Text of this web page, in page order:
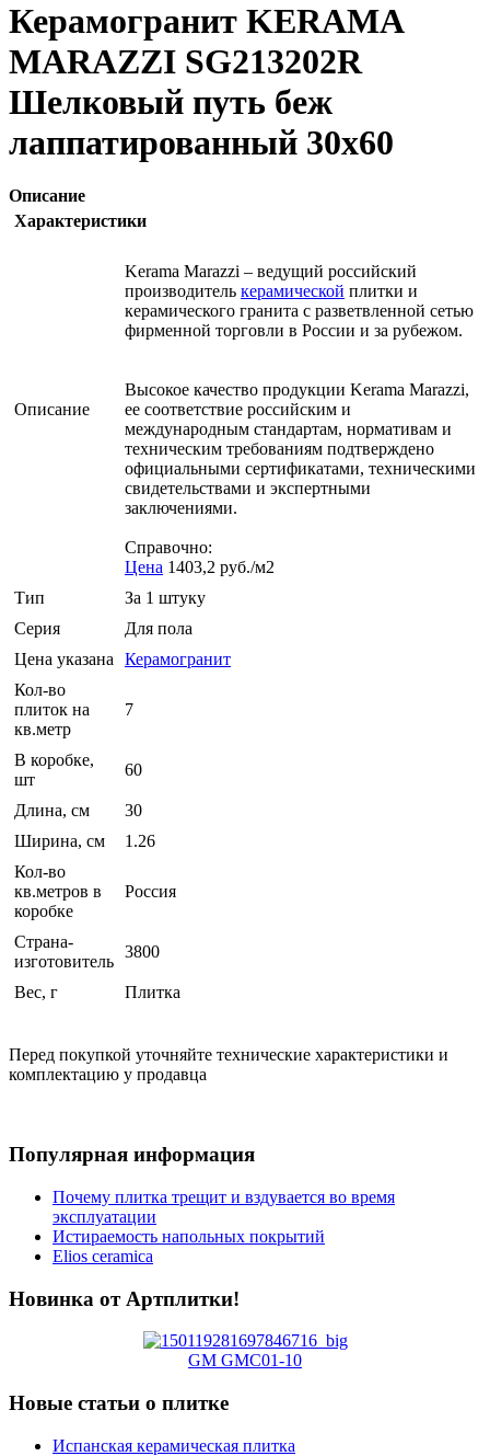
Керамогранит KERAMA
MARAZZI SG213202R
Шелковый путь беж
лаппатированный 30х60
Описание
Характеристики
Описание
Kerama Marazzi – ведущий российский
производитель керамической плитки и
керамического гранита с разветвленной сетью
фирменной торговли в России и за рубежом.
Высокое качество продукции Kerama Marazzi,
ее соответствие российским и
международным стандартам, нормативам и
техническим требованиям подтверждено
официальными сертификатами, техническими
свидетельствами и экспертными
заключениями.
Справочно:
Цена 1403,2 руб./м2
Тип
За 1 штуку
Серия
Для пола
Цена указана Керамогранит
Кол-во
плиток на
кв.метр
7
В коробке,
шт
60
Длина, см
30
Ширина, см
1.26
Кол-во
кв.метров в
коробке
Россия
Страна-
изготовитель
3800
Вес, г Плитка
Перед покупкой уточняйте технические характеристики и
комплектацию у продавца
Популярная информация
Почему плитка трещит и вздувается во время
эксплуатации
Истираемость напольных покрытий
Elios ceramica
Новинка от Артплитки!
GМ GMC01-10
Новые статьи о плитке
Испанская керамическая плитка